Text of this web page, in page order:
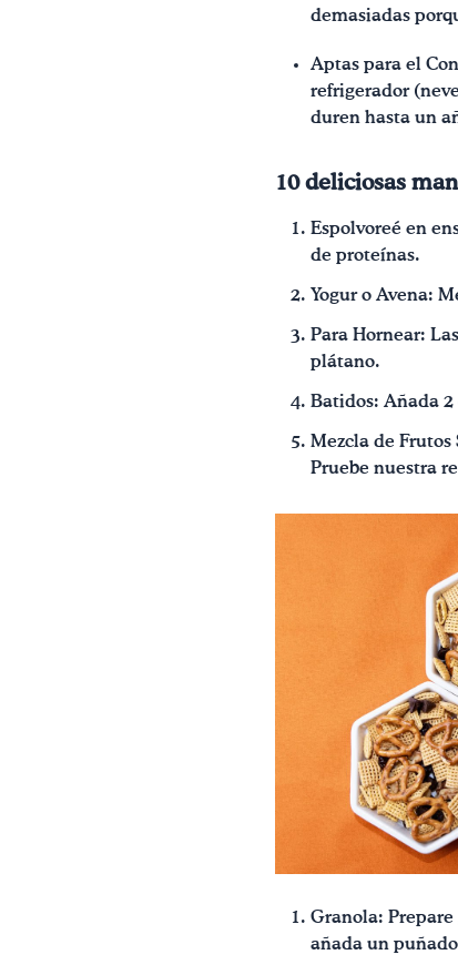
demasiadas
Aptas para el
refrigerador
duren hasta un
10 deliciosas
Espolvoreé en
de proteínas.
Yogur o Avena:
Para Hornear:
plátano.
Batidos: Añada 2
Mezcla de Frutos
Pruebe nuestra
Granola:
añada un